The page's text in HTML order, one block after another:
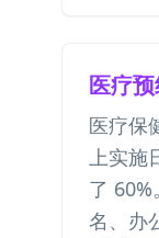
医疗
医疗保
上实施
了
名、办